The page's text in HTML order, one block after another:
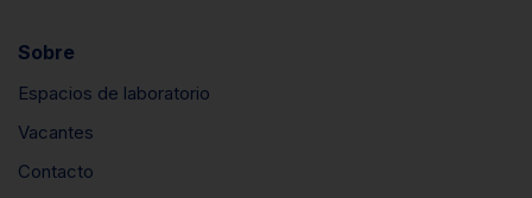
Sobre
Espacios de laboratorio
Vacantes
Contacto